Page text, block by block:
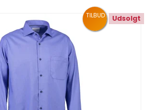
TILBUD Udsolgt